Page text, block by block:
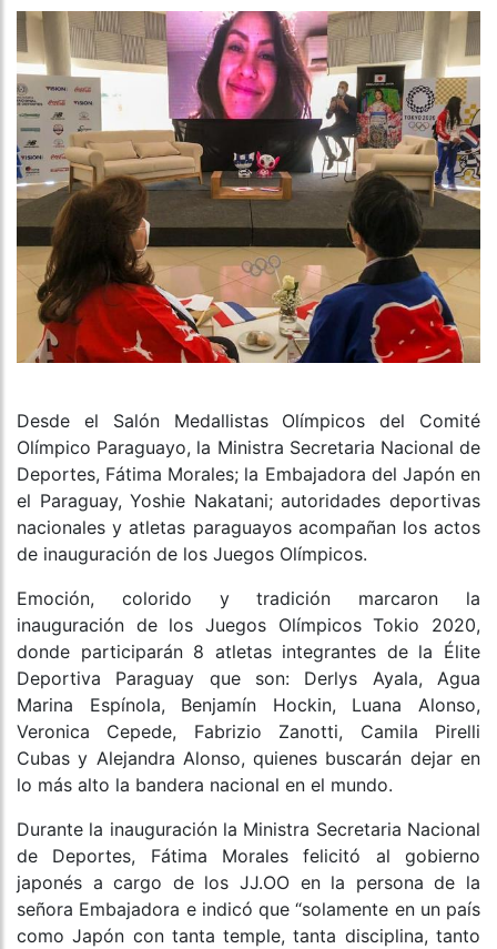
Desde el Salón Medallistas Olímpicos del Comité
Olímpico Paraguayo, la Ministra Secretaria Nacional de
Deportes, Fátima Morales; la Embajadora del Japón en
el Paraguay, Yoshie Nakatani; autoridades deportivas
nacionales y atletas paraguayos acompañan los actos
de inauguración de los Juegos Olímpicos.
Emoción, colorido y tradición marcaron la
inauguración de los Juegos Olímpicos Tokio 2020,
donde participarán 8 atletas integrantes de la Élite
Deportiva Paraguay que son: Derlys Ayala, Agua
Marina Espínola, Benjamín Hockin, Luana Alonso,
Veronica Cepede, Fabrizio Zanotti, Camila Pirelli
Cubas y Alejandra Alonso, quienes buscarán dejar en
lo más alto la bandera nacional en el mundo.
Durante la inauguración la Ministra Secretaria Nacional
de Deportes, Fátima Morales felicitó al gobierno
japonés a cargo de los JJ.OO en la persona de la
señora Embajadora e indicó que “solamente en un país
como Japón con tanta temple, tanta disciplina, tanto